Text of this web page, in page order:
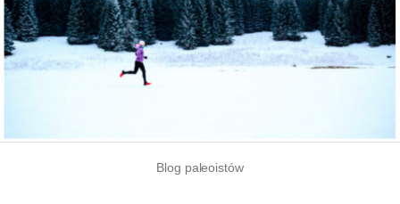
Blog paleoistów